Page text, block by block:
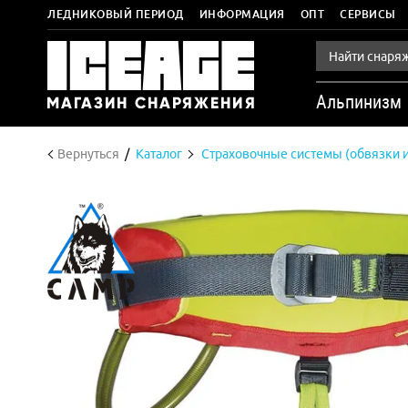
ЛЕДНИКОВЫЙ ПЕРИОД ИНФОРМАЦИЯ ОПТ СЕРВИСЫ
Альпинизм
Вернуться Каталог Страховочные системы (обвязки